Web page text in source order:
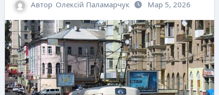
Автор Олексій Паламарчук Мар 5, 2026